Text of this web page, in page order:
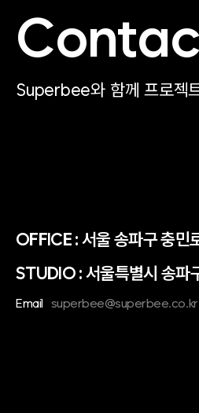
Superbee와 함께 프로젝
OFFICE :서울 송파구 충
STUDIO : 서울특별시 송
Email superbee@superbee.co.kr